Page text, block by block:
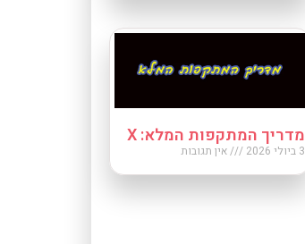
מדריך המתקפות המלא: X
3 ביולי 2026 אין תגובות